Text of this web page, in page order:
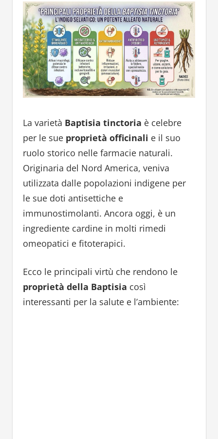
La varietà Baptisia tinctoria è celebre
per le sue proprietà officinali e il suo
ruolo storico nelle farmacie naturali.
Originaria del Nord America, veniva
utilizzata dalle popolazioni indigene per
le sue doti antisettiche e
immunostimolanti. Ancora oggi, è un
ingrediente cardine in molti rimedi
omeopatici e fitoterapici.
Ecco le principali virtù che rendono le
proprietà della Baptisia così
interessanti per la salute e l’ambiente: